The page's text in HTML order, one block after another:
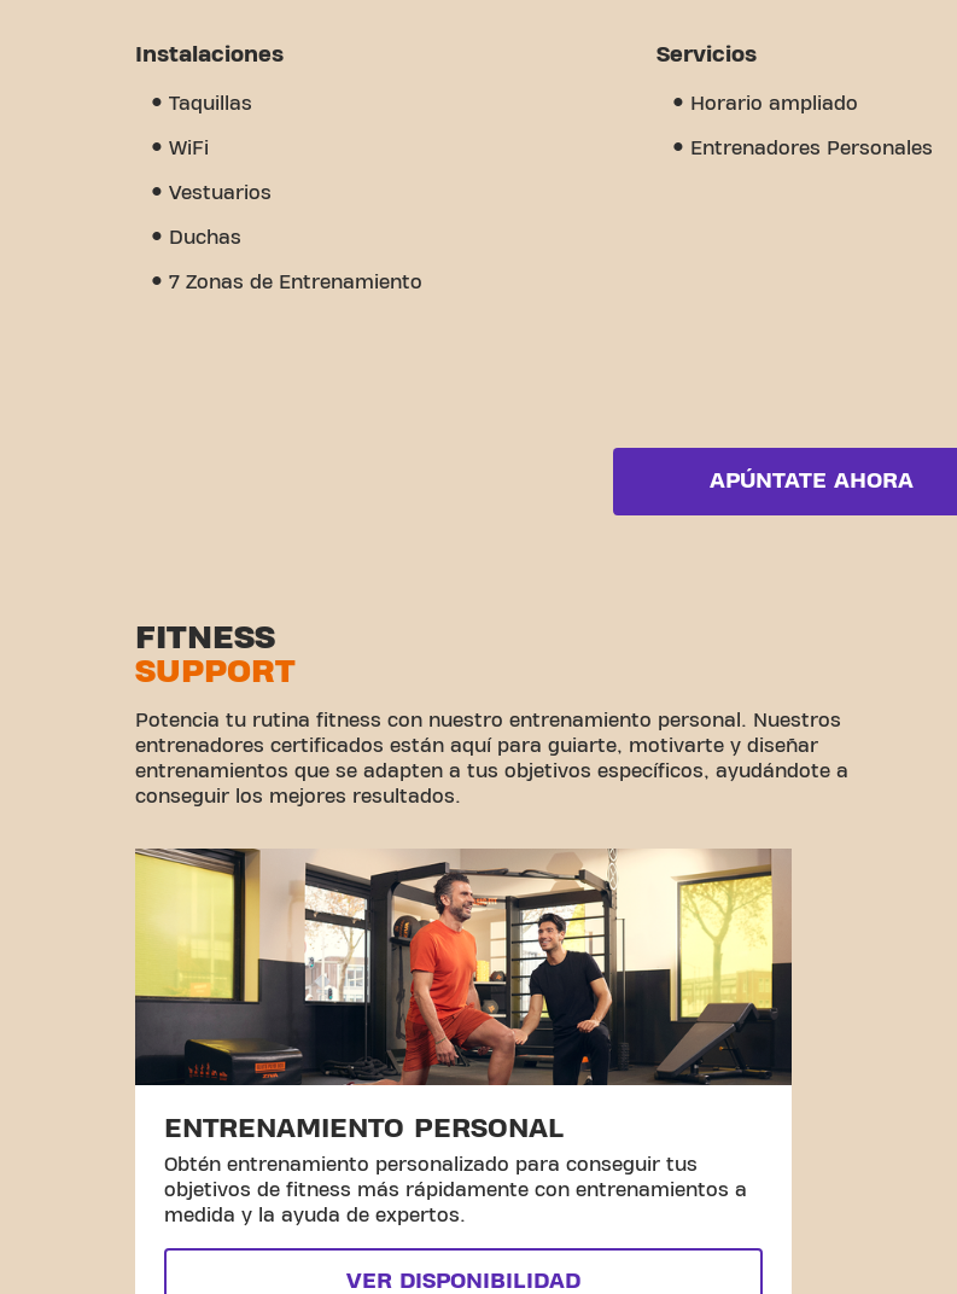
Instalaciones
Taquillas
WiFi
Vestuarios
Duchas
7 Zonas de Entrenamiento
Servicios
Horario ampliado
Entrenadores Personales
APÚNTATE AHORA
FITNESS
SUPPORT
Potencia tu rutina fitness con nuestro entrenamiento personal. Nuestros
entrenadores certificados están aquí para guiarte, motivarte y diseñar
entrenamientos que se adapten a tus objetivos específicos, ayudándote a
conseguir los mejores resultados.
ENTRENAMIENTO PERSONAL
Obtén entrenamiento personalizado para conseguir tus
objetivos de fitness más rápidamente con entrenamientos a
medida y la ayuda de expertos.
VER DISPONIBILIDAD